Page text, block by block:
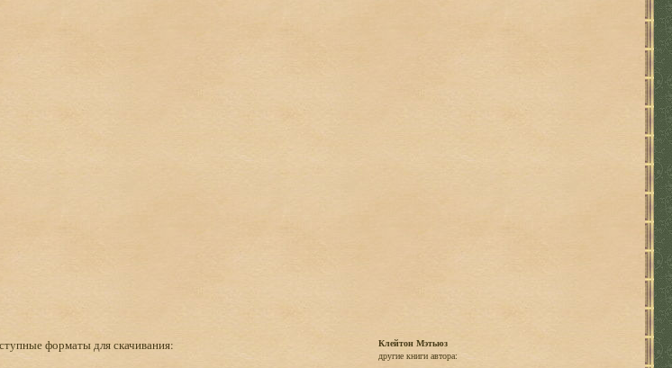
форматы для скачивания:
Клейтон Мэтьюз
другие книги автора: